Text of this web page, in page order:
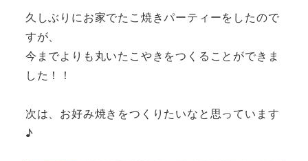
久しぶりにお家でたこ焼きパーティーをしたので
すが、
今までよりも丸いたこやきをつくることができま
した！！
次は、お好み焼きをつくりたいなと思っています
♪